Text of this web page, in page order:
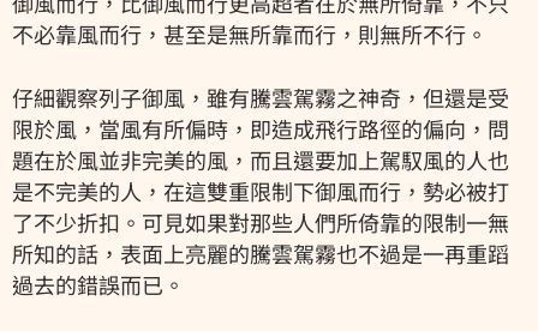
不必靠風而行，甚至是無所靠而行，則無所不行。
仔細觀察列子御風，雖有騰雲駕霧之神奇，但還是受
限於風，當風有所偏時，即造成飛行路徑的偏向，問
題在於風並非完美的風，而且還要加上駕馭風的人也
是不完美的人，在這雙重限制下御風而行，勢必被打
了不少折扣。可見如果對那些人們所倚靠的限制一無
所知的話，表面上亮麗的騰雲駕霧也不過是一再重蹈
過去的錯誤而已。